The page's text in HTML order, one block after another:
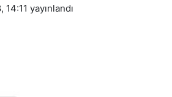
14:11 yayınlandı